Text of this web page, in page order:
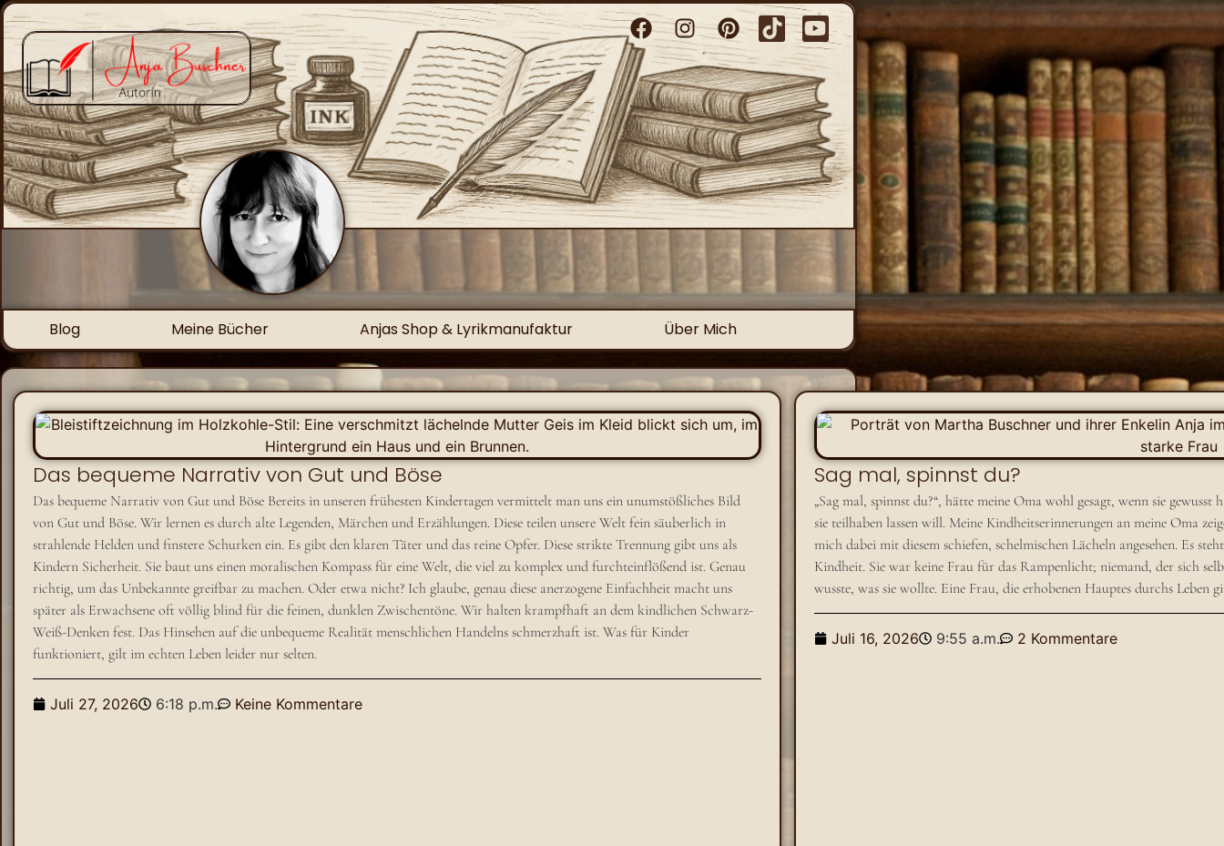
Blog Meine Bücher Anjas Shop & Lyrikmanufaktur Über Mich
Das bequeme Narrativ von Gut und Böse
Das bequeme Narrativ von Gut und Böse Bereits in unseren frühesten Kindertagen vermittelt man uns ein unumstößliches Bild
von Gut und Böse. Wir lernen es durch alte Legenden, Märchen und Erzählungen. Diese teilen unsere Welt fein säuberlich in
strahlende Helden und finstere Schurken ein. Es gibt den klaren Täter und das reine Opfer. Diese strikte Trennung gibt uns als
Kindern Sicherheit. Sie baut uns einen moralischen Kompass für eine Welt, die viel zu komplex und furchteinflößend ist. Genau
richtig, um das Unbekannte greifbar zu machen. Oder etwa nicht? Ich glaube, genau diese anerzogene Einfachheit macht uns
später als Erwachsene oft völlig blind für die feinen, dunklen Zwischentöne. Wir halten krampfhaft an dem kindlichen Schwarz-
Weiß-Denken fest. Das Hinsehen auf die unbequeme Realität menschlichen Handelns schmerzhaft ist. Was für Kinder
funktioniert, gilt im echten Leben leider nur selten.
Juli 27, 2026 6:18 p.m. Keine Kommentare
Sag mal, spinnst du?
„Sag mal, spinnst du?“, hätte meine Oma wohl gesagt, wenn sie
sie teilhaben lassen will. Meine Kindheitserinnerungen an meine Oma
mich dabei mit diesem schiefen, schelmischen Lächeln angesehen. Es
Kindheit. Sie war keine Frau für das Rampenlicht; niemand, der sich
wusste, was sie wollte. Eine Frau, die erhobenen Hauptes durchs Leben
Juli 16, 2026 9:55 a.m. 2 Kommentare